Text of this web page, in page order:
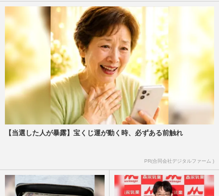
【当選した人が暴露】宝くじ運が動く時、必ずある前触れ
PR(合同会社デジタルファーム )